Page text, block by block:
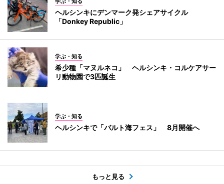
ヘルシンキにデンマーク発シェアサイクル
「Donkey Republic」
学ぶ・知る
希少種「マヌルネコ」 ヘルシンキ・コルケアサー
リ動物園で3匹誕生
学ぶ・知る
ヘルシンキで「バルト海フェス」 8月開催へ
もっと見る